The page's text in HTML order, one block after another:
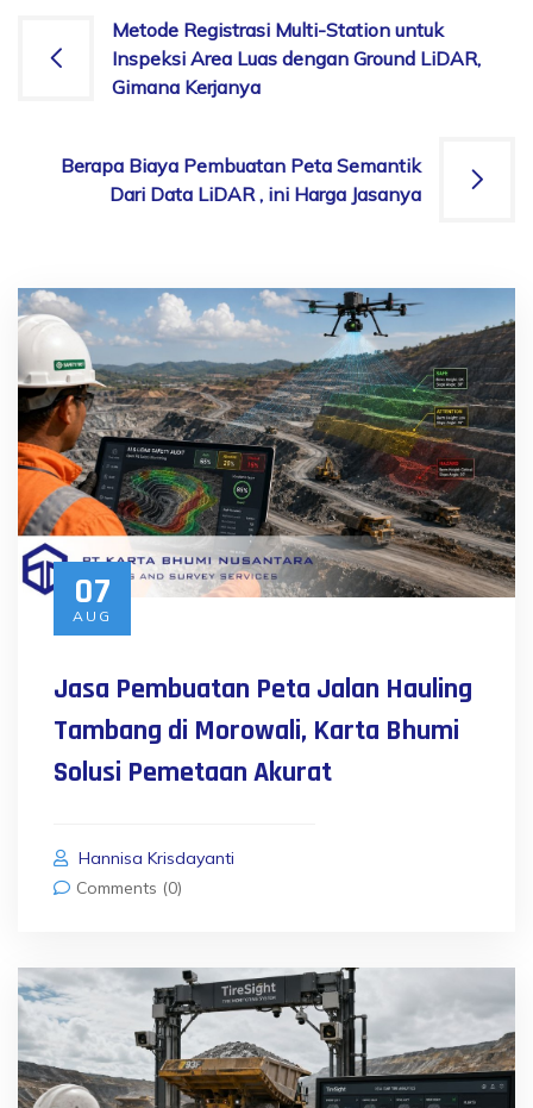
Post
navigation
Metode Registrasi Multi-Station untuk
Inspeksi Area Luas dengan Ground LiDAR,
Gimana Kerjanya
Berapa Biaya Pembuatan Peta Semantik
Dari Data LiDAR , ini Harga Jasanya
07
AUG
Jasa Pembuatan Peta Jalan Hauling
Tambang di Morowali, Karta Bhumi
Solusi Pemetaan Akurat
Hannisa Krisdayanti
Comments (0)